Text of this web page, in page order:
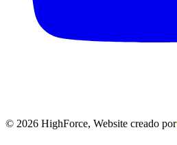
© 2026 HighForce, Website creado por